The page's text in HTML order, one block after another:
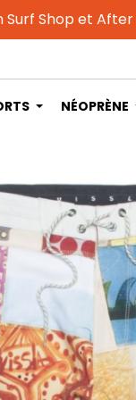
Surf Shop et
NÉOPRÈNE